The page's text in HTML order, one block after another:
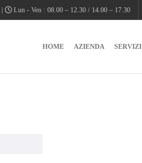
| Lun - Ven : 08.00 – 12.30 / 14.00 – 17.30
HOME AZIENDA SERVIZI